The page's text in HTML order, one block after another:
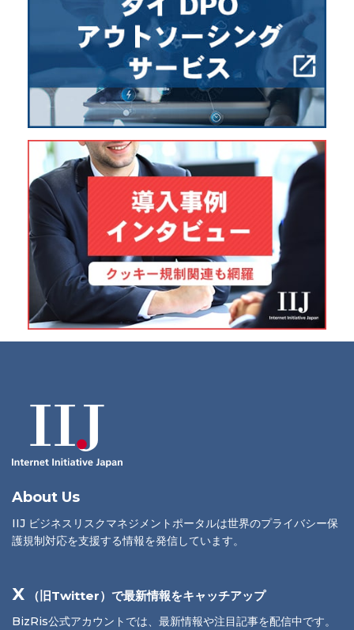
About Us
IIJ ビジネスリスクマネジメントポータルは世界のプライバシー保
護規制対応を支援する情報を発信しています。
X （旧Twitter）で最新情報をキャッチアップ
BizRis公式アカウントでは、最新情報や注目記事を配信中です。